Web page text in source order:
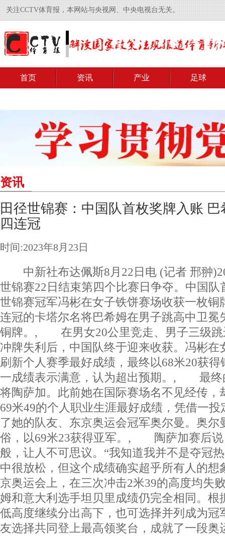
关注CCTV体育报，本网站与央视网、中央电视台无关。
首页 资讯 产业 足球
资讯
田径世锦赛：中国队首枚奖牌入账
四连冠
时间:2023年8月23日
中新社布达佩斯8月22日电 (记者 邢翀
世锦赛22日结束第四个比赛日争夺。中国队
世锦赛冠军冯彬在女子铁饼赛场收获一枚铜
连冠的卡塔尔名将巴希姆在男子跳高中卫冕
铜牌。, 在男女20公里竞走、男子三级跳
冲牌失利后，中国队终于迎来收获。冯彬在
刷新个人赛季最好成绩，最终以68米20获
一成绩表示满意，认为超出预期。, 最终
将陶萨加。此前她在国际赛场名不见经传，
69米49的个人职业生涯最好成绩，凭借一
了她的队友、东京奥运会冠军奥尔曼。奥尔
俗，以69米23获得亚军。, 陶萨加赛后说
般，让人不可思议。“我知道我并不是夺冠
中很放松，但这个成绩确实超乎所有人
京奥运会上，在三次冲击2米39的高度均失
姆和意大利选手坦贝里成绩仍完全相同。根
低高度继续分出高下，也可选择并列成为冠
友选择共同登上最高领奖台，成就了一